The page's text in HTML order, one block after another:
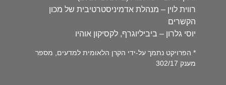
רווית לוין – מנהלת אדמיניסטרטיבית של מכון
הקשרים
יוסי גלרון – ביביליוגרף, לקסיקון אוהיו
* הפרויקט נתמך על-ידי הקרן הלאומית למדעים, מספר
מענק 302/17